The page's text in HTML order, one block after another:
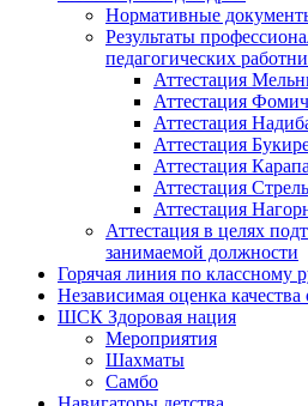
Нормативные
Результаты
педагогических
Аттестация
Аттестация
Аттестация
Аттестация
Аттестация
Аттестация
Аттестация
Аттестация в целях
занимаемой должности
Горячая линия по классному
Независимая оценка качества
ШСК Здоровая нация
Мероприятия
Шахматы
Самбо